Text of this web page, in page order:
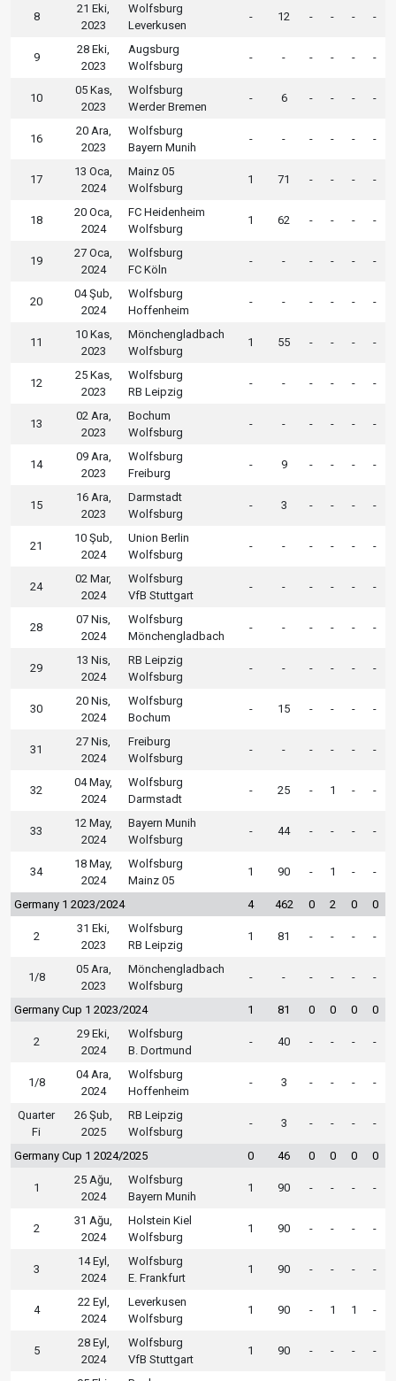
8
21 Eki,
2023
Wolfsburg
Leverkusen
- 12 - - - -
9
28 Eki,
2023
Augsburg
Wolfsburg
- - - - - -
10
05 Kas,
2023
Wolfsburg
Werder Bremen
- 6 - - - -
16
20 Ara,
2023
Wolfsburg
Bayern Munih
- - - - - -
17
13 Oca,
2024
Mainz 05
Wolfsburg
1 71 - - - -
18
20 Oca,
2024
FC Heidenheim
Wolfsburg
1 62 - - - -
19
27 Oca,
2024
Wolfsburg
FC Köln
- - - - - -
20
04 Şub,
2024
Wolfsburg
Hoffenheim
- - - - - -
11
10 Kas,
2023
Mönchengladbach
Wolfsburg
1 55 - - - -
12
25 Kas,
2023
Wolfsburg
RB Leipzig
- - - - - -
13
02 Ara,
2023
Bochum
Wolfsburg
- - - - - -
14
09 Ara,
2023
Wolfsburg
Freiburg
- 9 - - - -
15
16 Ara,
2023
Darmstadt
Wolfsburg
- 3 - - - -
21
10 Şub,
2024
Union Berlin
Wolfsburg
- - - - - -
24
02 Mar,
2024
Wolfsburg
VfB Stuttgart
- - - - - -
28
07 Nis,
2024
Wolfsburg
Mönchengladbach
- - - - - -
29
13 Nis,
2024
RB Leipzig
Wolfsburg
- - - - - -
30
20 Nis,
2024
Wolfsburg
Bochum
- 15 - - - -
31
27 Nis,
2024
Freiburg
Wolfsburg
- - - - - -
32
04 May,
2024
Wolfsburg
Darmstadt
- 25 - 1 - -
33
12 May,
2024
Bayern Munih
Wolfsburg
- 44 - - - -
34
18 May,
2024
Wolfsburg
Mainz 05
1 90 - 1 - -
Germany 1 2023/2024 4 462 0 2 0 0
2
31 Eki,
2023
Wolfsburg
RB Leipzig
1 81 - - - -
1/8
05 Ara,
2023
Mönchengladbach
Wolfsburg
- - - - - -
Germany Cup 1 2023/2024 1 81 0 0 0 0
2
29 Eki,
2024
Wolfsburg
B. Dortmund
- 40 - - - -
1/8
04 Ara,
2024
Wolfsburg
Hoffenheim
- 3 - - - -
Quarter
Fi
26 Şub,
2025
RB Leipzig
Wolfsburg
- 3 - - - -
Germany Cup 1 2024/2025 0 46 0 0 0 0
1
25 Ağu,
2024
Wolfsburg
Bayern Munih
1 90 - - - -
2
31 Ağu,
2024
Holstein Kiel
Wolfsburg
1 90 - - - -
3
14 Eyl,
2024
Wolfsburg
E. Frankfurt
1 90 - - - -
4
22 Eyl,
2024
Leverkusen
Wolfsburg
1 90 - 1 1 -
5
28 Eyl,
2024
Wolfsburg
VfB Stuttgart
1 90 - - - -